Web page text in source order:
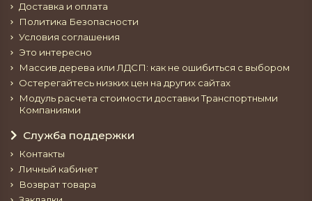
Доставка и оплата
Политика Безопасности
Условия соглашения
Это интересно
Массив дерева или ЛДСП: как не ошибиться с выбором
Остерегайтесь низких цен на других сайтах
Модуль расчета стоимости доставки Транспортными
Компаниями
Служба поддержки
Контакты
Личный кабинет
Возврат товара